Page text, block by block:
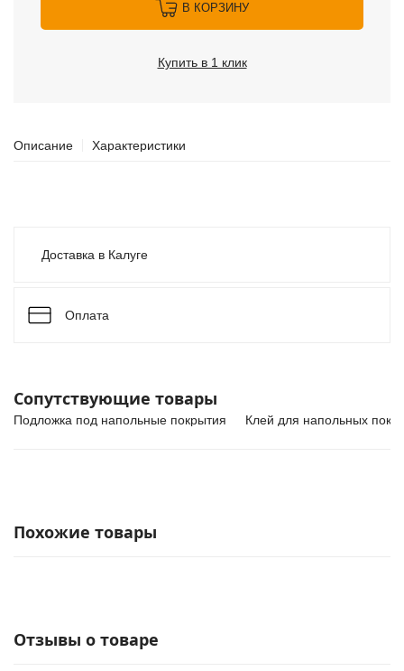
В КОРЗИНУ
Купить в 1 клик
Описание Характеристики
Доставка в Калуге
Оплата
Сопутствующие товары
Подложка под напольные покрытия Клей для напольных
Похожие товары
Отзывы о товаре